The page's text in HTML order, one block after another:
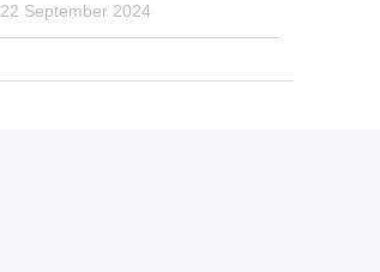
22 September 2024